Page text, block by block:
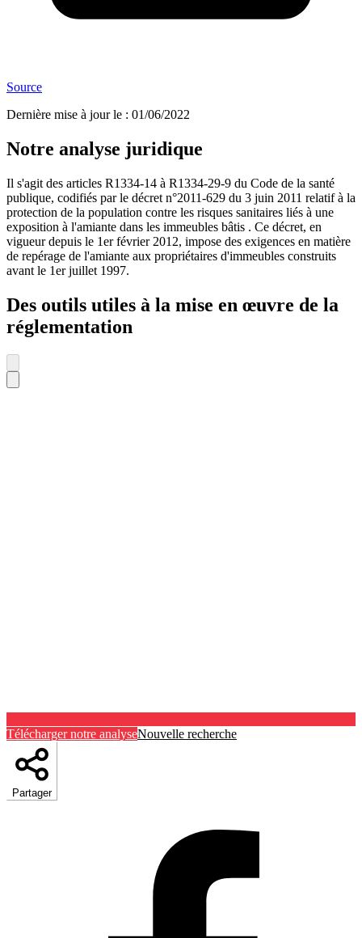
Source
Dernière mise à jour le : 01/06/2022
Notre analyse juridique
Il s'agit des articles R1334-14 à R1334-29-9 du Code de la santé
publique, codifiés par le décret n°2011-629 du 3 juin 2011 relatif à la
protection de la population contre les risques sanitaires liés à une
exposition à l'amiante dans les immeubles bâtis . Ce décret, en
vigueur depuis le 1er février 2012, impose des exigences en matière
de repérage de l'amiante aux propriétaires d'immeubles construits
avant le 1er juillet 1997.
Des outils utiles à la mise en œuvre de la
réglementation
Télécharger notre analyseNouvelle recherche
Partager